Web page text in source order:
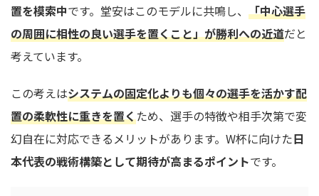
置を模索中です。堂安はこのモデルに共鳴し、 「中心選手
の周囲に相性の良い選手を置くこと」が勝利への近道だと
考えています。
この考えはシステムの固定化よりも個々の選手を活かす配
置の柔軟性に重きを置くため、選手の特徴や相手次第で変
幻自在に対応できるメリットがあります。W杯に向けた日
本代表の戦術構築として期待が高まるポイントです。